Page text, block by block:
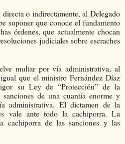
directa o indirectamente, al Delegado
suponer que conoce el fundamento
órdenes, que actualmente chocan
judiciales sobre escraches
multar por vía administrativa, al
que el ministro Fernández Díaz
su Ley de “Protección” de la
sanciones de una cuantía enorme y
administrativa. El dictamen de la
vale ante todo la cachiporra. La
cachiporra de las sanciones y las